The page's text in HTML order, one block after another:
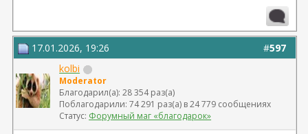
Грудь - ментор 325 сс+ высокий профиль.База 11,5 от
06.04.2023
Липосакция подбородка 18.12.2023
#597
17.01.2026, 19:26
kolbi
Moderator
Благодарил(а): 28 354 раз(а)
Поблагодарили: 74 291 раз(а) в 24 779 сообщениях
Статус: Форумный маг «благодарок»